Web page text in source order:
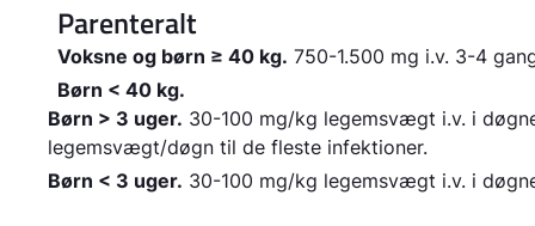
Parenteralt
Voksne og børn ≥ 40 kg. 750-1.500 mg i.v. 3-4
Børn < 40 kg.
Børn > 3 uger. 30-100 mg/kg legemsvægt i.v. i
legemsvægt/døgn til de fleste infektioner.
Børn < 3 uger. 30-100 mg/kg legemsvægt i.v. i